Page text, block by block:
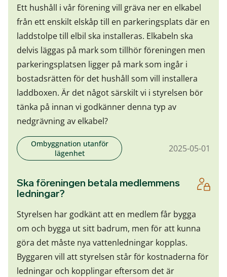
Ett hushåll i vår förening vill gräva ner en elkabel
från ett enskilt elskåp till en parkeringsplats där en
laddstolpe till elbil ska installeras. Elkabeln ska
delvis läggas på mark som tillhör föreningen men
parkeringsplatsen ligger på mark som ingår i
bostadsrätten för det hushåll som vill installera
laddboxen. Är det något särskilt vi i styrelsen bör
tänka på innan vi godkänner denna typ av
nedgrävning av elkabel?
Ombyggnation utanför
lägenhet
2025-05-01
Ska föreningen betala medlemmens
ledningar?
Styrelsen har godkänt att en medlem får bygga
om och bygga ut sitt badrum, men för att kunna
göra det måste nya vattenledningar kopplas.
Byggaren vill att styrelsen står för kostnaderna för
ledningar och kopplingar eftersom det är